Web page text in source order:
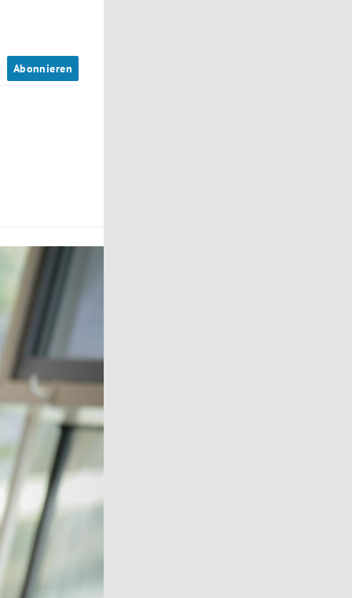
Abonnieren